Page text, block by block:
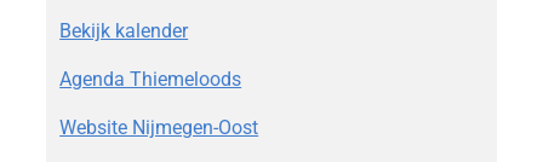
Bekijk kalender
Agenda Thiemeloods
Website Nijmegen-Oost